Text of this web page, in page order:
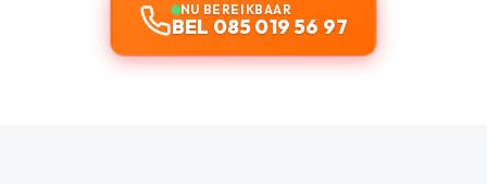
NU BEREIKBAAR
BEL 085 019 56 97